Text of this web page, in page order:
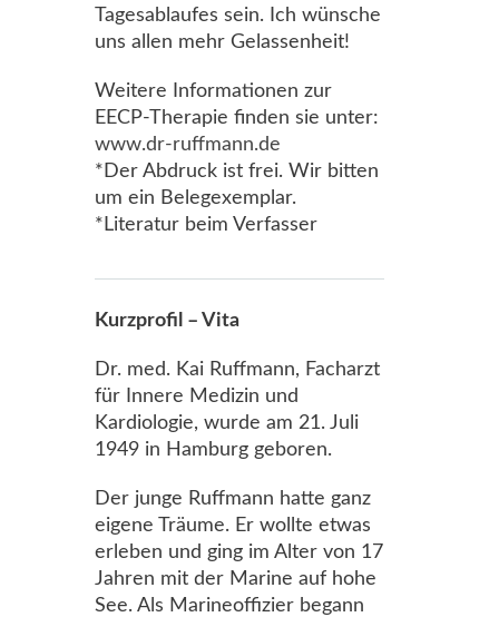
Tagesablaufes sein. Ich wünsche
uns allen mehr Gelassenheit!
Weitere Informationen zur
EECP-Therapie finden sie unter:
www.dr-ruffmann.de
*Der Abdruck ist frei. Wir bitten
um ein Belegexemplar.
*Literatur beim Verfasser
Kurzprofil – Vita
Dr. med. Kai Ruffmann, Facharzt
für Innere Medizin und
Kardiologie, wurde am 21. Juli
1949 in Hamburg geboren.
Der junge Ruffmann hatte ganz
eigene Träume. Er wollte etwas
erleben und ging im Alter von 17
Jahren mit der Marine auf hohe
See. Als Marineoffizier begann